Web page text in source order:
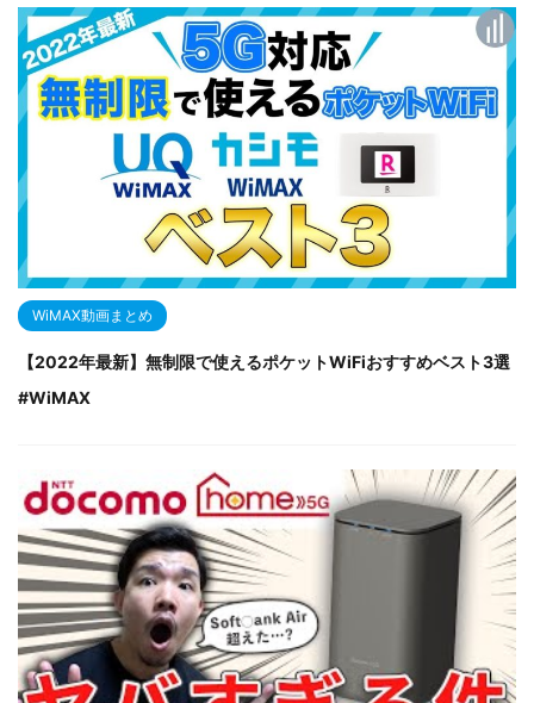
WiMAX動画まとめ
【2022年最新】無制限で使えるポケットWiFiおすすめベスト3選
#WiMAX